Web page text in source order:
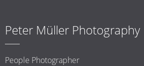
Peter Müller Photography
People Photographer